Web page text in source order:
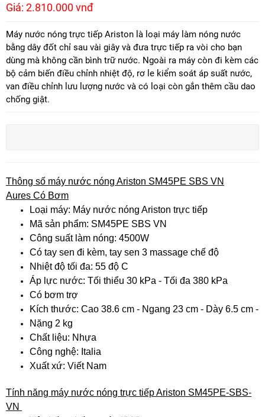
Giá: 2.810.000 vnđ
Máy nước nóng trực tiếp Ariston là loại máy làm nóng nước
bằng dây đốt chỉ sau vài giây và đưa trực tiếp ra vòi cho bạn
dùng mà không cần bình trữ nước. Ngoài ra máy còn đi kèm các
bộ cảm biến điều chỉnh nhiệt độ, rơ le kiểm soát áp suất nước,
van điều chỉnh lưu lượng nước và có loại còn gắn thêm cầu dao
chống giật.
Thông số máy nước nóng Ariston SM45PE SBS VN
Aures Có Bơm
Loại máy: Máy nước nóng Ariston trực tiếp
Mã sản phẩm: SM45PE SBS VN
Công suất làm nóng: 4500W
Có tay sen đi kèm, tay sen 3 massage chế độ
Nhiệt độ tối đa: 55 độ C
Áp lực nước: Tối thiểu 30 kPa - Tối đa 380 kPa
Có bơm trợ
Kích thước: Cao 38.6 cm - Ngang 23 cm - Dày 6.5 cm -
Nặng 2 kg
Chất liệu: Nhựa
Công nghệ: Italia
Xuất xứ: Viết Nam
Tính năng máy nước nóng trực tiếp Ariston SM45PE-SBS-
VN